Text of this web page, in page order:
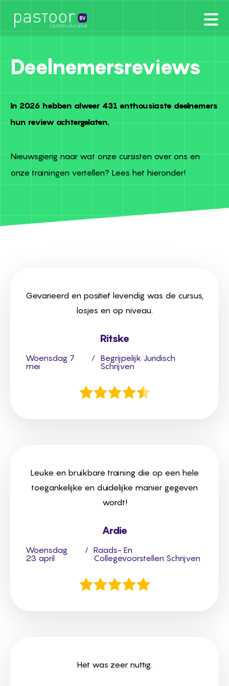
Deelnemersreviews
In 2026 hebben alweer 431 enthousiaste deelnemers
hun review achtergelaten.
Nieuwsgierig naar wat onze cursisten over ons en
onze trainingen vertellen? Lees het hieronder!
Gevarieerd en positief levendig was de cursus,
losjes en op niveau.
Ritske
Woensdag 7
mei
/ Begrijpelijk Juridisch
Schrijven
Leuke en bruikbare training die op een hele
toegankelijke en duidelijke manier gegeven
wordt!
Ardie
Woensdag
23 april
/ Raads- En
Collegevoorstellen Schrijven
Het was zeer nuttig.